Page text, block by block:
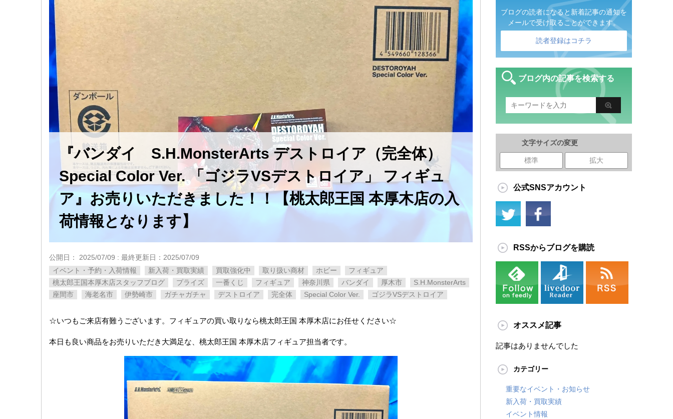
『バンダイ S.H.MonsterArts デストロイア（完全体）
Special Color Ver. 「ゴジラVSデストロイア」 フィギュ
ア』お売りいただきました！！【桃太郎王国 本厚木店の入
荷情報となります】
公開日： 2025/07/09 : 最終更新日：2025/07/09
イベント・予約・入荷情報
新入荷・買取実績 買取強化中 取り扱い商材 ホビー
フィギュア
桃太郎王国本厚木店スタッフブログ
プライズ 一番くじ フィギュア 神奈川県 バンダイ 厚木市
S.H.MonsterArts
座間市
海老名市 伊勢崎市 ガチャガチャ デストロイア 完全体 Special Color Ver. ゴジラVSデストロイア
☆いつもご来店有難うございます。フィギュアの買い取りなら桃太郎王国 本厚木店にお任せください☆
本日も良い商品をお売りいただき大満足な、桃太郎王国 本厚木店フィギュア担当者です。
ブログの読者になると新着記事の通知を
メールで受け取ることができます。
読者登録はコチラ
ブログ内の記事を検索する
文字サイズの変更
標準 拡大
公式SNSアカウント
RSSからブログを購読
オススメ記事
記事はありませんでした
カテゴリー
重要なイベント・お知らせ
新入荷・買取実績
イベント情報